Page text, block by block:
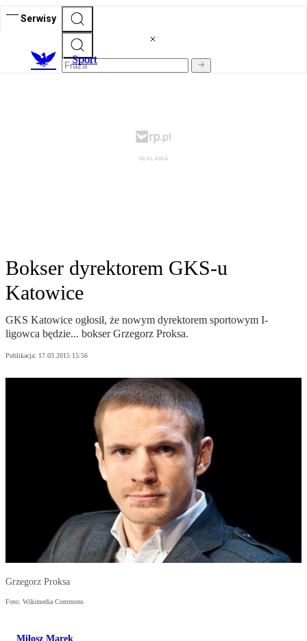
Serwisy
Sport
Bokser dyrektorem GKS-u
Katowice
GKS Katowice ogłosił, że nowym dyrektorem sportowym I-
ligowca będzie... bokser Grzegorz Proksa.
Publikacja: 17.03.2015 15:56
Grzegorz Proksa
Foto: Wikimedia Commons
Miłosz Marek